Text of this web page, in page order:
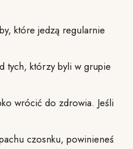
które jedzą regularnie
tych, którzy byli w grupie
wrócić do zdrowia. Jeśli
czosnku, powinieneś